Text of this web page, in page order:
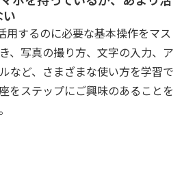
するのに必要な基本操作をマス
、写真の撮り方、文字の入力、ア
など、さまざまな使い方を学習で
をステップにご興味のあることを